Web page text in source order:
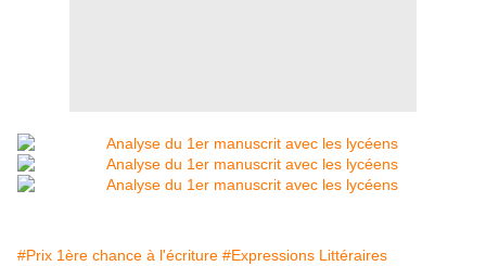
#Prix 1ère chance à l'écriture #Expressions Littéraires